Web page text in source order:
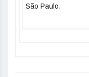
São Paulo.